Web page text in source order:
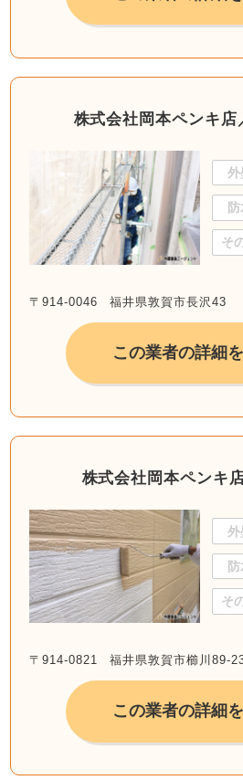
株式会社岡本ペンキ店
外
そ
〒914-0046 福井県敦賀市長沢43
この業者の詳細
株式会社岡本ペンキ
外
そ
〒914-0821 福井県敦賀市櫛川89-
この業者の詳細